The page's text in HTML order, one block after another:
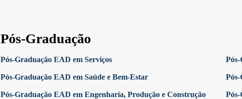
Pós-Graduação
Pós-Graduação EAD em Serviços
Pós-Graduação EAD em Saúde e Bem-Estar
Pós-Graduação EAD em Engenharia, Produção e Construção